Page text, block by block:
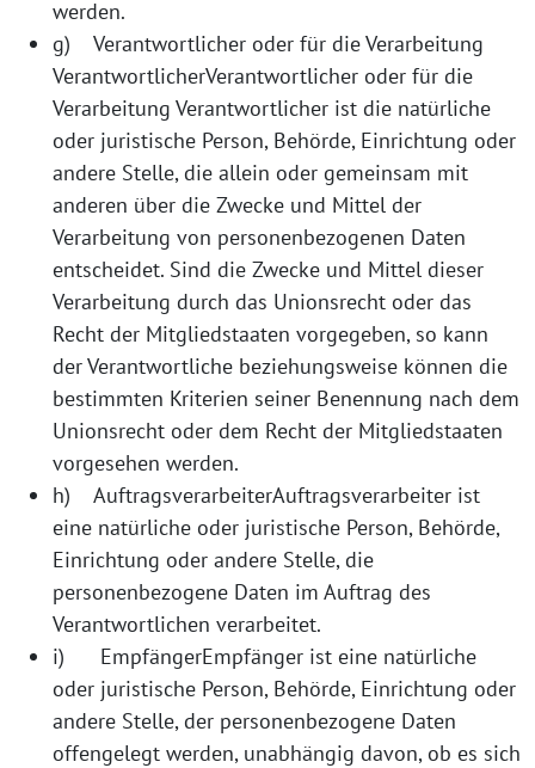
werden.
g) Verantwortlicher oder für die Verarbeitung
VerantwortlicherVerantwortlicher oder für die
Verarbeitung Verantwortlicher ist die natürliche
oder juristische Person, Behörde, Einrichtung oder
andere Stelle, die allein oder gemeinsam mit
anderen über die Zwecke und Mittel der
Verarbeitung von personenbezogenen Daten
entscheidet. Sind die Zwecke und Mittel dieser
Verarbeitung durch das Unionsrecht oder das
Recht der Mitgliedstaaten vorgegeben, so kann
der Verantwortliche beziehungsweise können die
bestimmten Kriterien seiner Benennung nach dem
Unionsrecht oder dem Recht der Mitgliedstaaten
vorgesehen werden.
h) AuftragsverarbeiterAuftragsverarbeiter ist
eine natürliche oder juristische Person, Behörde,
Einrichtung oder andere Stelle, die
personenbezogene Daten im Auftrag des
Verantwortlichen verarbeitet.
i) EmpfängerEmpfänger ist eine natürliche
oder juristische Person, Behörde, Einrichtung oder
andere Stelle, der personenbezogene Daten
offengelegt werden, unabhängig davon, ob es sich